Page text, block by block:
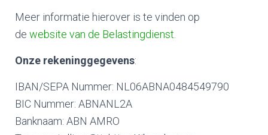
Meer informatie hierover is te vinden op
de website van de Belastingdienst
Onze rekeninggegevens:
IBAN/SEPA Nummer: NL06ABNA0484549790
BIC Nummer: ABNANL2A
Banknaam: ABN AMRO